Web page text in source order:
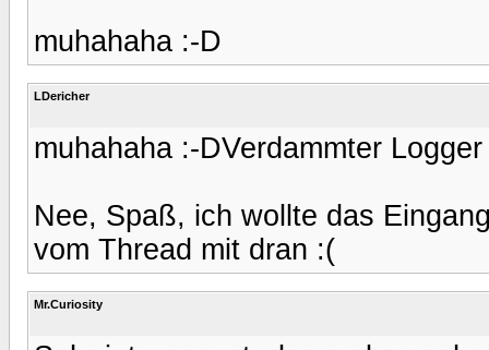
muhahaha :-D
LDericher
muhahaha :-DVerdammter
Nee, Spaß, ich wollte das
vom Thread mit dran :(
Mr.Curiosity